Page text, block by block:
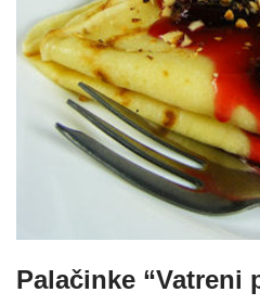
Palačinke “Vatreni